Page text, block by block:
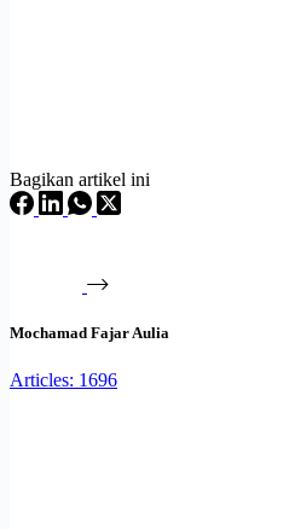
Bagikan artikel ini
Mochamad Fajar Aulia
Articles: 1696